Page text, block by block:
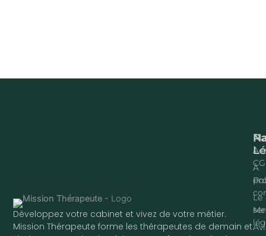
Développez votre cabinet et vivez de votre métier.
Mission Thérapeute forme les thérapeutes de demain et
À
Le